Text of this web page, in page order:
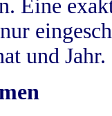
Eine
und Jahr.